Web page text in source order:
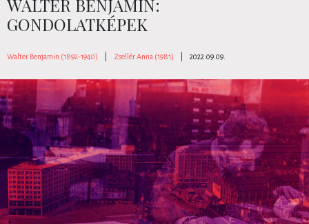
WALTER BENJAMIN:
GONDOLATKÉPEK
Walter Benjamin (1892-1940) Zsellér Anna (1981) 2022.09.09.